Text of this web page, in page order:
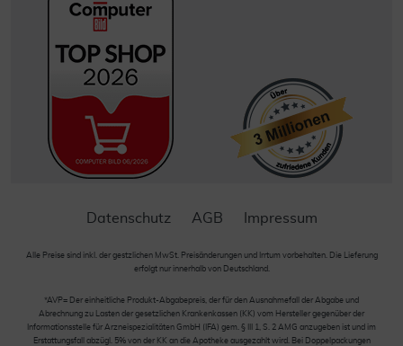
Datenschutz AGB Impressum
Alle Preise sind inkl. der gestzlichen MwSt. Preisänderungen und Irrtum vorbehalten. Die Lieferung
erfolgt nur innerhalb von Deutschland.
*AVP= Der einheitliche Produkt-Abgabepreis, der für den Ausnahmefall der Abgabe und
Abrechnung zu Lasten der gesetzlichen Krankenkassen (KK) vom Hersteller gegenüber der
Informationsstelle für Arzneispezialitäten GmbH (IFA) gem. § III 1, S. 2 AMG anzugeben ist und im
Erstattungsfall abzügl. 5% von der KK an die Apotheke ausgezahlt wird. Bei Doppelpackungen